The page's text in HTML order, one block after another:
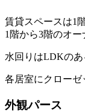
賃貸スペースは1
1階から3階のオー
水回りはLDKのあ
各居室にクローゼ
外観パース